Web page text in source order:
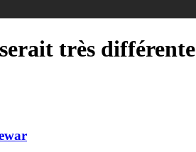
très différente